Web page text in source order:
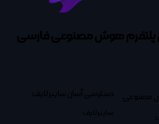
هوش مصنوعی فارسی
مصنوعی دسترسی آسان سایبرلایف
سایبرلایف